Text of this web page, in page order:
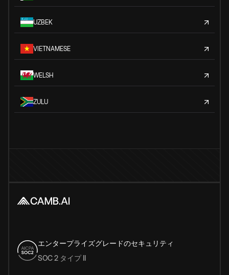
UZBEK
VIETNAMESE
WELSH
ZULU
エンタープライズグレードのセキュリティ
SOC 2 タイプ II